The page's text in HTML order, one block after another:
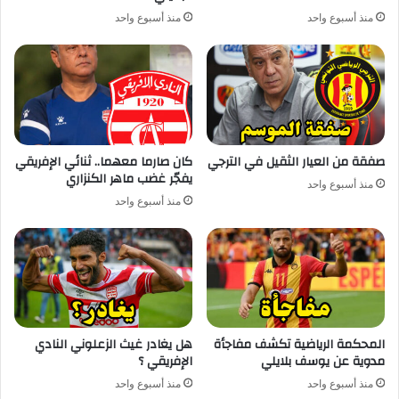
منذ أسبوع واحد منذ أسبوع واحد
صفقة من العيار الثقيل في الترجي
منذ أسبوع واحد
كان صارما معهما.. ثنائي الإفريقي
يفجّر غضب ماهر الكنزاري
منذ أسبوع واحد
المحكمة الرياضية تكشف مفاجأة
مدوية عن يوسف بلايلي
منذ أسبوع واحد
هل يغادر غيث الزعلوني النادي
الإفريقي ؟
منذ أسبوع واحد